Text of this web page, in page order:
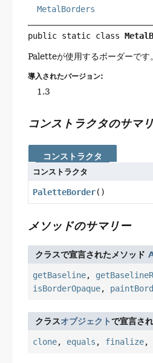
MetalBorders
public static class
Paletteが使用するボーダーです
導入されたバージョン:
1.3
コンストラクタのサマ
コンストラクタ
コンストラクタ
PaletteBorder()
メソッドのサマリー
クラスで宣言されたメソッド
getBaseline,
isBorderOpaque,
クラスオブジェクトで宣言さ
clone, equals , finalize,